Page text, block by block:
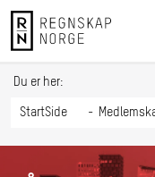
HANDLE FLERE KURS
Du er her:
StartSide